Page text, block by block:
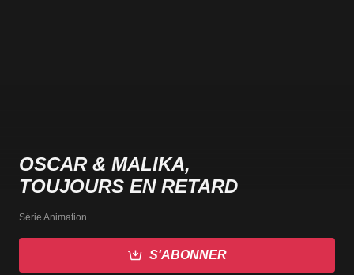
OSCAR & MALIKA,
TOUJOURS EN RETARD
Série Animation
S'ABONNER